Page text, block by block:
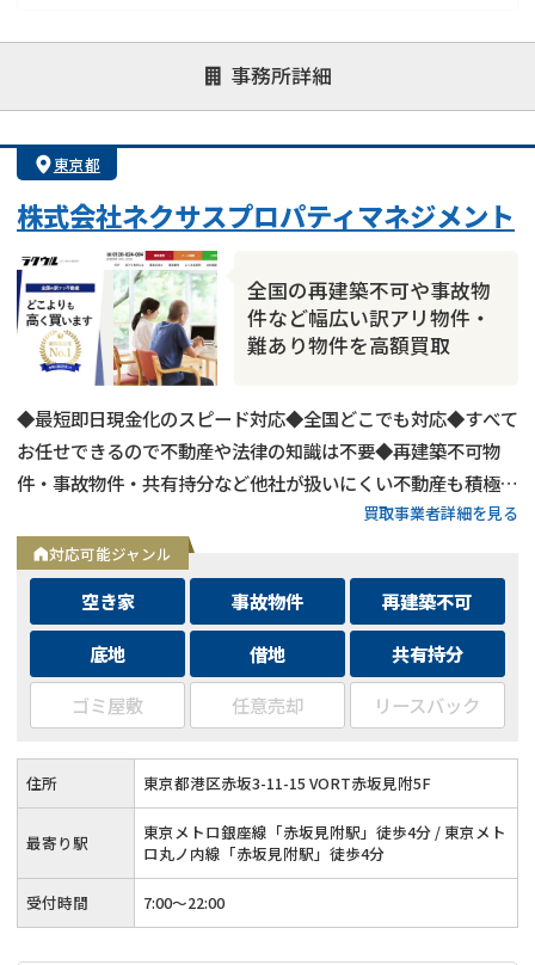
事務所詳細
対応が親身 オンライン面談可能
レスポンスが早い
1億円以上の買取可
東京都
株式会社ネクサスプロパティマネジメント
全国の再建築不可や事故物
件など幅広い訳アリ物件・
難あり物件を高額買取
◆最短即日現金化のスピード対応◆全国どこでも対応◆すべて
お任せできるので不動産や法律の知識は不要◆再建築不可物
件・事故物件・共有持分など他社が扱いにくい不動産も積極買
取◆残置物・ゴミ屋敷・シロアリ被害がある物件もそのままで
買取
買取事業者詳細を見る
対応可能ジャンル
空き家 事故物件
再建築不可
底地
借地
共有持分
ゴミ屋敷
任意売却 リースバック
住所 東京都港区赤坂3-11-15 VORT赤坂見附5F
最寄り駅
東京メトロ銀座線「赤坂見附駅」徒歩4分 / 東京メト
ロ丸ノ内線「赤坂見附駅」徒歩4分
受付時間 7:00〜22:00